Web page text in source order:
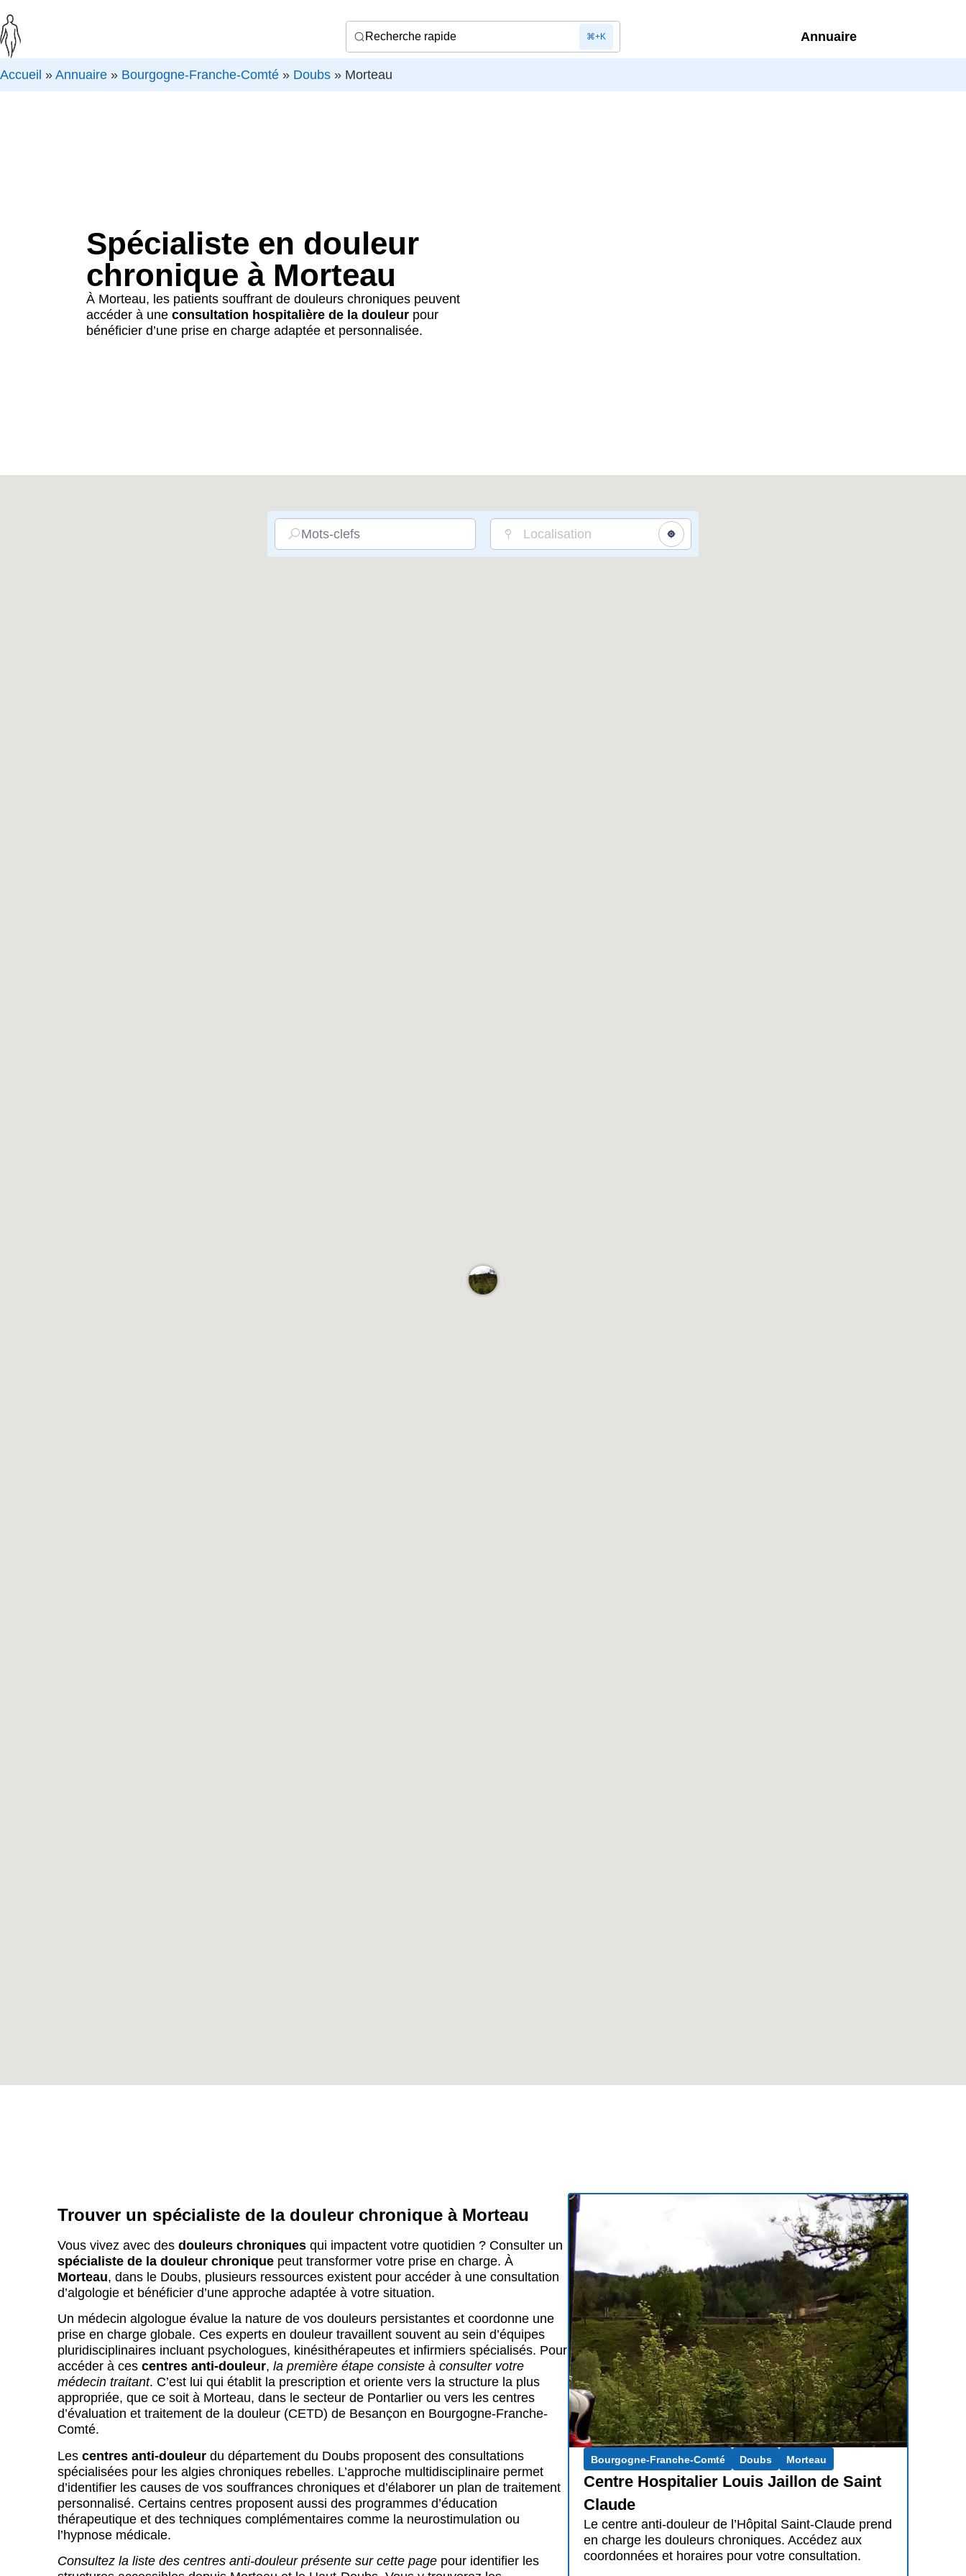
Recherche rapide ⌘+K Annuaire
Accueil » Annuaire » Bourgogne-Franche-Comté » Doubs » Morteau
Spécialiste en douleur
chronique à Morteau
À Morteau, les patients souffrant de douleurs chroniques peuvent
accéder à une consultation hospitalière de la douleur pour
bénéficier d’une prise en charge adaptée et personnalisée.
Mots-clefs
Trouver un spécialiste de la douleur chronique à Morteau
Vous vivez avec des douleurs chroniques qui impactent votre quotidien ? Consulter un
spécialiste de la douleur chronique peut transformer votre prise en charge. À
Morteau, dans le Doubs, plusieurs ressources existent pour accéder à une consultation
d’algologie et bénéficier d’une approche adaptée à votre situation.
Un médecin algologue évalue la nature de vos douleurs persistantes et coordonne une
prise en charge globale. Ces experts en douleur travaillent souvent au sein d’équipes
pluridisciplinaires incluant psychologues, kinésithérapeutes et infirmiers spécialisés. Pour
accéder à ces centres anti-douleur, la première étape consiste à consulter votre
médecin traitant. C’est lui qui établit la prescription et oriente vers la structure la plus
appropriée, que ce soit à Morteau, dans le secteur de Pontarlier ou vers les centres
d’évaluation et traitement de la douleur (CETD) de Besançon en Bourgogne-Franche-
Comté.
Les centres anti-douleur du département du Doubs proposent des consultations
spécialisées pour les algies chroniques rebelles. L’approche multidisciplinaire permet
d’identifier les causes de vos souffrances chroniques et d’élaborer un plan de traitement
personnalisé. Certains centres proposent aussi des programmes d’éducation
thérapeutique et des techniques complémentaires comme la neurostimulation ou
l’hypnose médicale.
Consultez la liste des centres anti-douleur présente sur cette page pour identifier les
Bourgogne-Franche-Comté Doubs Morteau
Centre Hospitalier Louis Jaillon de Saint
Claude
Le centre anti-douleur de l’Hôpital Saint-Claude prend
en charge les douleurs chroniques. Accédez aux
coordonnées et horaires pour votre consultation.